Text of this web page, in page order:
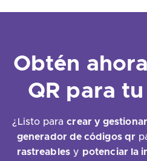
Obtén
QR para
¿Listo paracrear y gestionar
generador de códigos qr
rastreablesy potenciar la